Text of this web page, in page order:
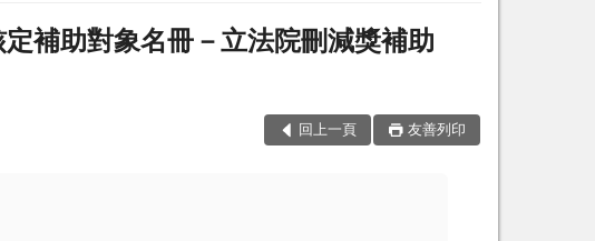
補助對象名冊－立法院刪減獎補助
回上一頁 友善列印